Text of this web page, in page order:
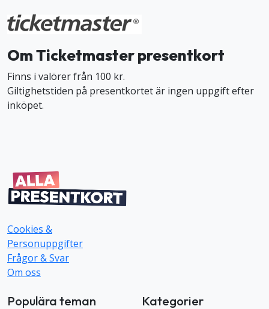
Om Ticketmaster presentkort
Finns i valörer från 100 kr.
Giltighetstiden på presentkortet är ingen uppgift efter
inköpet.
Cookies &
Personuppgifter
Frågor & Svar
Om oss
Populära teman Kategorier